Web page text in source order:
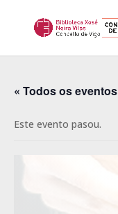
« Todos os eventos
Este evento pasou.